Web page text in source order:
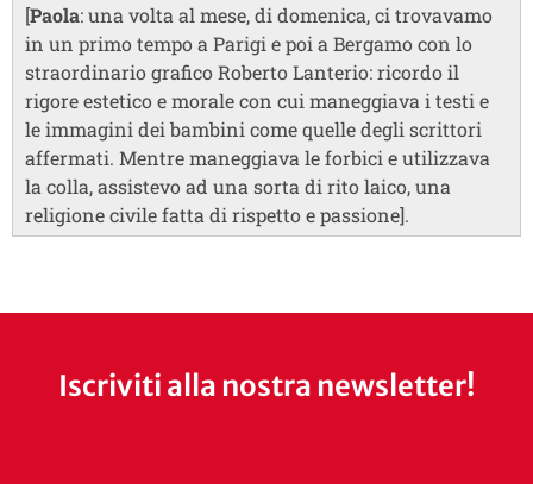
[Paola: una volta al mese, di domenica, ci trovavamo
in un primo tempo a Parigi e poi a Bergamo con lo
straordinario grafico Roberto Lanterio: ricordo il
rigore estetico e morale con cui maneggiava i testi e
le immagini dei bambini come quelle degli scrittori
affermati. Mentre maneggiava le forbici e utilizzava
la colla, assistevo ad una sorta di rito laico, una
religione civile fatta di rispetto e passione].
Iscriviti alla nostra newsletter!